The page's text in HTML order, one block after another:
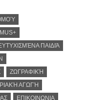
ΠΑΙΔΙΆ
ΖΩΓΡΑΦΙΚΉ
ΑΓΩΓΉ
ΕΠΙΚΟΙΝΩΝΙΑ